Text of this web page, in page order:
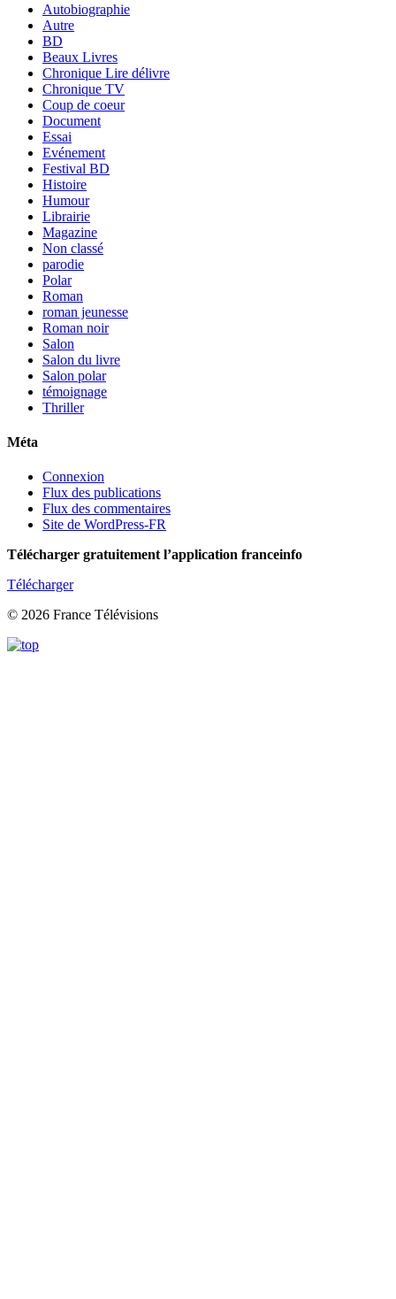
Autobiographie
Autre
BD
Beaux Livres
Chronique Lire délivre
Chronique TV
Coup de coeur
Document
Essai
Evénement
Festival BD
Histoire
Humour
Librairie
Magazine
Non classé
parodie
Polar
Roman
roman jeunesse
Roman noir
Salon
Salon du livre
Salon polar
témoignage
Thriller
Méta
Connexion
Flux des publications
Flux des commentaires
Site de WordPress-FR
Télécharger gratuitement l’application franceinfo
Télécharger
© 2026 France Télévisions